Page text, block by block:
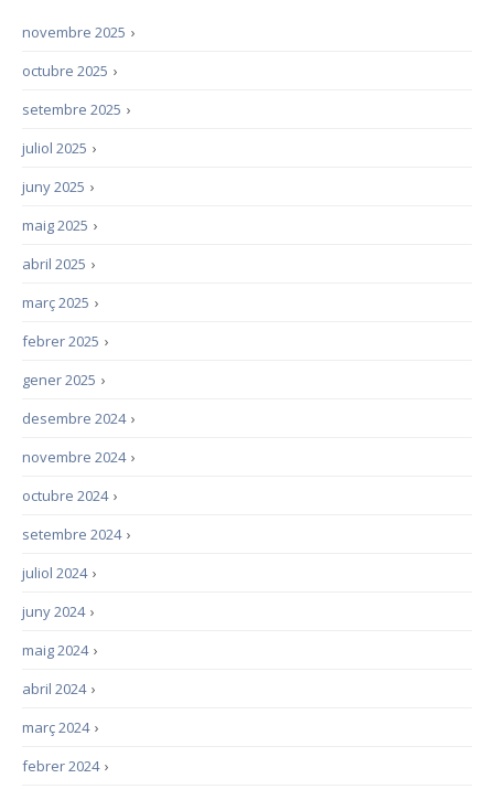
›
novembre 2025
›
octubre 2025
›
setembre 2025
›
juliol 2025
›
juny 2025
›
maig 2025
›
abril 2025
›
març 2025
›
febrer 2025
›
gener 2025
›
desembre 2024
›
novembre 2024
›
octubre 2024
›
setembre 2024
›
juliol 2024
›
juny 2024
›
maig 2024
›
abril 2024
›
març 2024
›
febrer 2024